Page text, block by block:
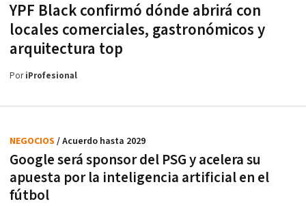
YPF Black confirmó dónde abrirá con
locales comerciales, gastronómicos y
arquitectura top
PoriProfesional
Google será sponsor del PSG y acelera su
apuesta por la inteligencia artificial en el
fútbol
NEGOCIOS / Acuerdo hasta 2029